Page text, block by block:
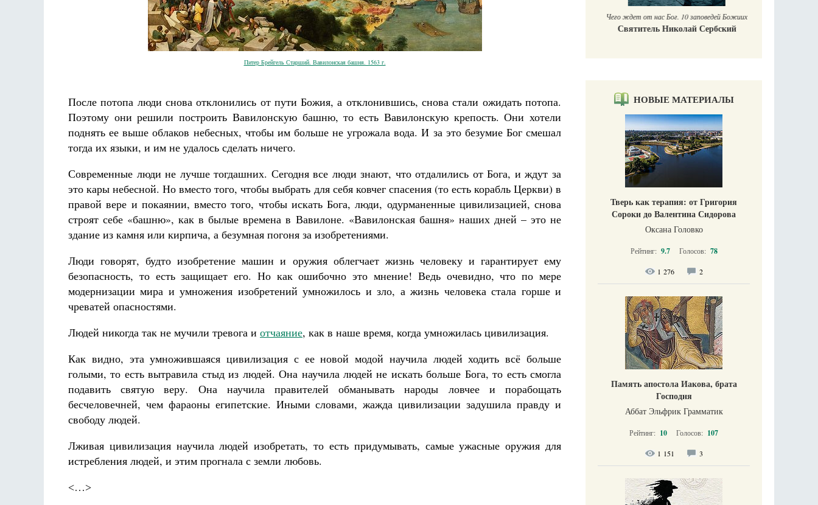
Питер Брейгель Старший. Вавилонская башня. 1563 г.
После потопа люди снова отклонились от пути Божия, а отклонившись, снова стали ожидать потопа.
Поэтому они решили построить Вавилонскую башню, то есть Вавилонскую крепость. Они хотели
поднять ее выше облаков небесных, чтобы им больше не угрожала вода. И за это безумие Бог смешал
тогда их языки, и им не удалось сделать ничего.
Современные люди не лучше тогдашних. Сегодня все люди знают, что отдалились от Бога, и ждут за
это кары небесной. Но вместо того, чтобы выбрать для себя ковчег спасения (то есть корабль Церкви) в
правой вере и покаянии, вместо того, чтобы искать Бога, люди, одурманенные цивилизацией, снова
строят себе «башню», как в былые времена в Вавилоне. «Вавилонская башня» наших дней – это не
здание из камня или кирпича, а безумная погоня за изобретениями.
Люди говорят, будто изобретение машин и оружия облегчает жизнь человеку и гарантирует ему
безопасность, то есть защищает его. Но как ошибочно это мнение! Ведь очевидно, что по мере
модернизации мира и умножения изобретений умножилось и зло, а жизнь человека стала горше и
чреватей опасностями.
Людей никогда так не мучили тревога и отчаяние, как в наше время, когда умножилась цивилизация.
Как видно, эта умножившаяся цивилизация с ее новой модой научила людей ходить всё больше
голыми, то есть вытравила стыд из людей. Она научила людей не искать больше Бога, то есть смогла
подавить святую веру. Она научила правителей обманывать народы ловчее и порабощать
бесчеловечней, чем фараоны египетские. Иными словами, жажда цивилизации задушила правду и
свободу людей.
Лживая цивилизация научила людей изобретать, то есть придумывать, самые ужасные оружия для
истребления людей, и этим прогнала с земли любовь.
˂…˃
Разлуки не будет
Фредерика де Грааф Как найти своё место в жизни
Кирилл Мурышев
Роман Котов Чего ждет от нас Бог. 10 заповедей Божиих
Святитель Николай Сербский
НОВЫЕ МАТЕРИАЛЫ
Тверь как терапия: от Григория
Сороки до Валентина Сидорова
Оксана Головко
Рейтинг: 9.7 Голосов: 78
1 276 2
Память апостола Иакова, брата
Господня
Аббат Эльфрик Грамматик
Рейтинг: 10 Голосов: 107
1 151 3